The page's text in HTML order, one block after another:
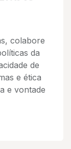
colabore
da
de
e ética
e vontade